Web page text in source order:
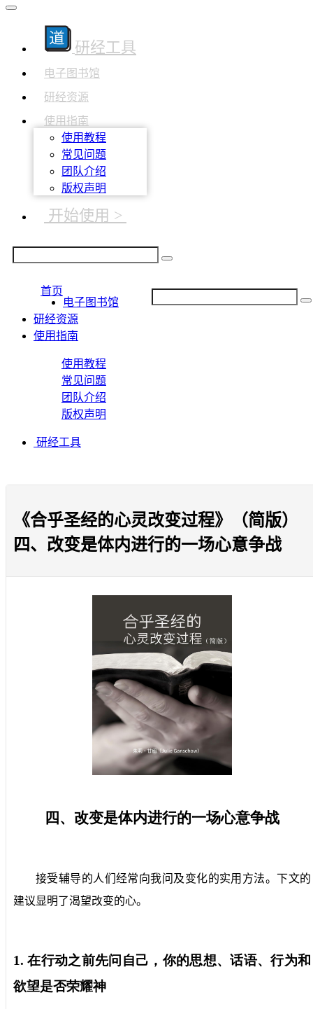
研经工具
电子图书馆
研经资源
使用指南
使用教程
常见问题
团队介绍
版权声明
开始使用 >
首页
电子图书馆
研经资源
使用指南
使用教程
常见问题
团队介绍
版权声明
研经工具
《合乎圣经的心灵改变过程》（简版）
四、改变是体内进行的一场心意争战
四、改变是体内进行的一场心意争战
接受辅导的人们经常向我问及变化的实用方法。下文的
建议显明了渴望改变的心。
1.在行动之前先问自己，你的思想、话语、行为和
欲望是否荣耀神